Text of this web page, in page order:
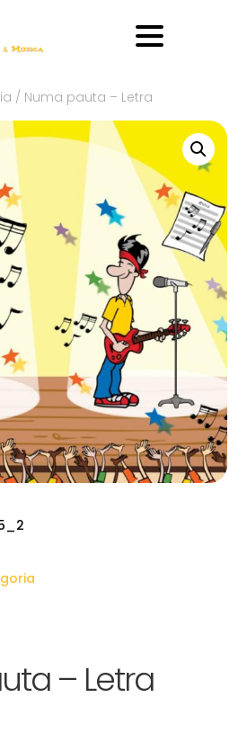
/ Numa pauta – Letra
– Letra